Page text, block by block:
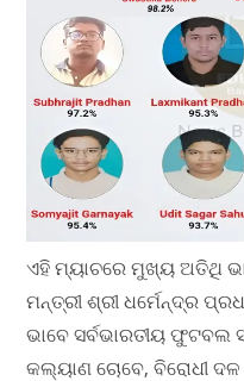
ଏହି ମ୍ୟାଚରେ ମୁଖ୍ୟ ଅତିଥି
ମନ୍ତ୍ରୀ ଶ୍ରୀ ଧର୍ମେନ୍ଦ୍ର
ଭାବେ ସର୍ବଭାରତୀୟ
କଲ୍ୟାଣ ଚୋବେ, ବିରୋଧୀ